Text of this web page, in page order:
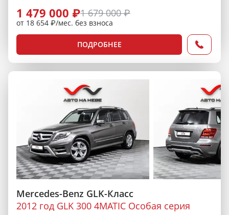
1 479 000 ₽1 679 000 ₽
от 18 654 ₽/мес. без взноса
ПОДРОБНЕЕ
Mercedes-Benz GLK-Класс
2012 год GLK 300 4MATIC Особая серия